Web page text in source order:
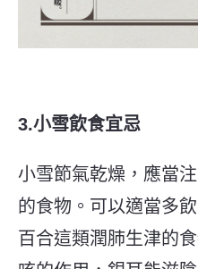
3.小雪飲食宜忌
小雪節氣乾燥，應當
的食物。可以適當多
百合這類潤肺生津的